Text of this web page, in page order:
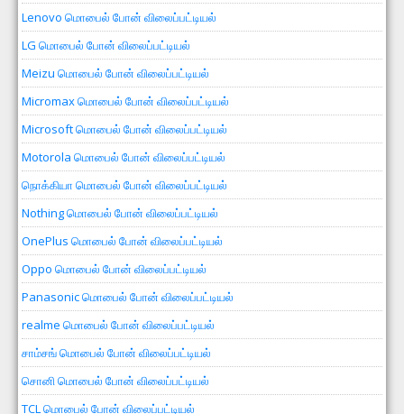
Lenovo மொபைல் போன் விலைப்பட்டியல்
LG மொபைல் போன் விலைப்பட்டியல்
Meizu மொபைல் போன் விலைப்பட்டியல்
Micromax மொபைல் போன் விலைப்பட்டியல்
Microsoft மொபைல் போன் விலைப்பட்டியல்
Motorola மொபைல் போன் விலைப்பட்டியல்
நொக்கியா மொபைல் போன் விலைப்பட்டியல்
Nothing மொபைல் போன் விலைப்பட்டியல்
OnePlus மொபைல் போன் விலைப்பட்டியல்
Oppo மொபைல் போன் விலைப்பட்டியல்
Panasonic மொபைல் போன் விலைப்பட்டியல்
realme மொபைல் போன் விலைப்பட்டியல்
சாம்சங் மொபைல் போன் விலைப்பட்டியல்
சொனி மொபைல் போன் விலைப்பட்டியல்
TCL மொபைல் போன் விலைப்பட்டியல்